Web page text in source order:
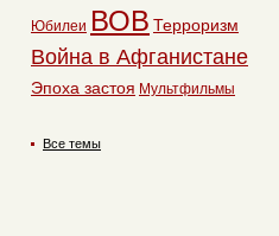
Юбилеи ВОВ Терроризм
Война в Афганистане
Эпоха застоя Мультфильмы
Все темы